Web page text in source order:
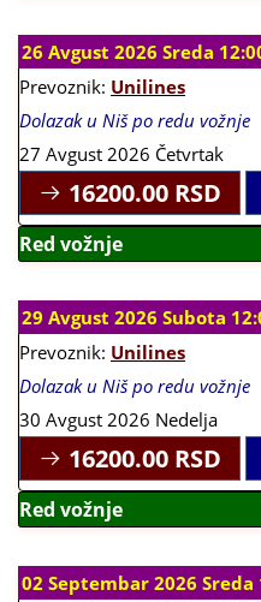
26 Avgust 2026 Sreda
Prevoznik: Unilines
Dolazak u Niš po redu vožnje
27 Avgust 2026 Četvrtak
16200.00 RSD
Red vožnje
29 Avgust 2026 Subota
Prevoznik: Unilines
Dolazak u Niš po redu vožnje
30 Avgust 2026 Nedelja
16200.00 RSD
Red vožnje
02 Septembar 2026 Sreda